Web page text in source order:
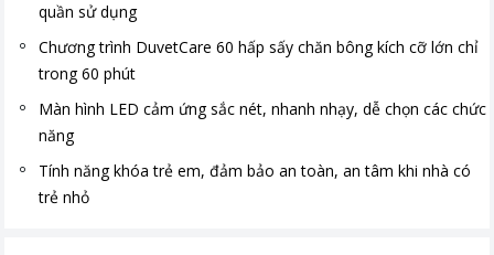
quần sử dụng
Chương trình DuvetCare 60 hấp sấy chăn bông kích cỡ lớn chỉ
trong 60 phút
Màn hình LED cảm ứng sắc nét, nhanh nhạy, dễ chọn các chức
năng
Tính năng khóa trẻ em, đảm bảo an toàn, an tâm khi nhà có
trẻ nhỏ